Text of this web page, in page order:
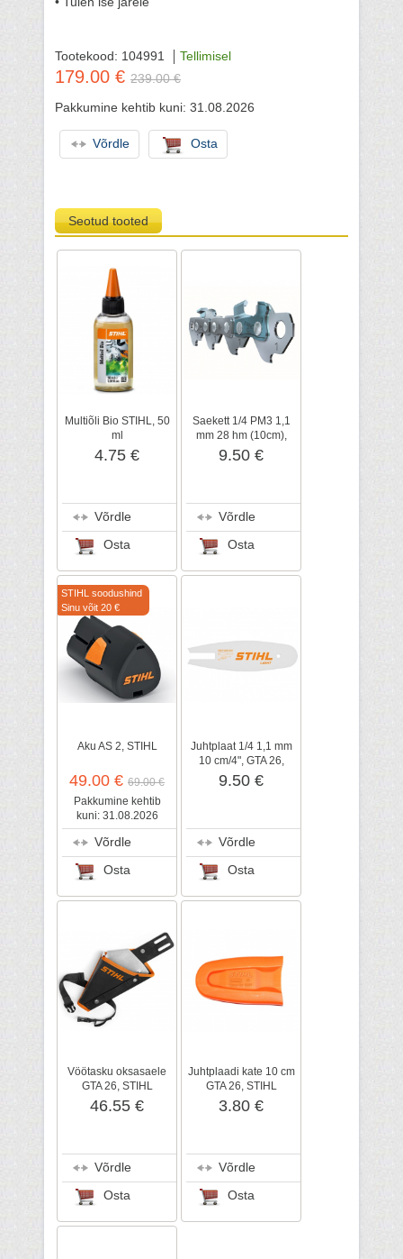
Tootekood: 104991 Tellimisel
179.00 € 239.00 €
Pakkumine kehtib kuni: 31.08.2026
Võrdle Osta
Seotud tooted
Multiõli Bio STIHL, 50
ml
4.75 €
Võrdle
Osta
Saekett 1/4 PM3 1,1
mm 28 hm (10cm),
STIHL
9.50 €
Võrdle
Osta
STIHL soodushind
Sinu võit 20 €
Aku AS 2, STIHL
49.00 € 69.00 €
Pakkumine kehtib
kuni: 31.08.2026
Võrdle
Osta
Juhtplaat 1/4 1,1 mm
10 cm/4", GTA 26,
STIHL
9.50 €
Võrdle
Osta
Vöötasku oksasaele
GTA 26, STIHL
46.55 €
Võrdle
Osta
Juhtplaadi kate 10 cm
GTA 26, STIHL
3.80 €
Võrdle
Osta